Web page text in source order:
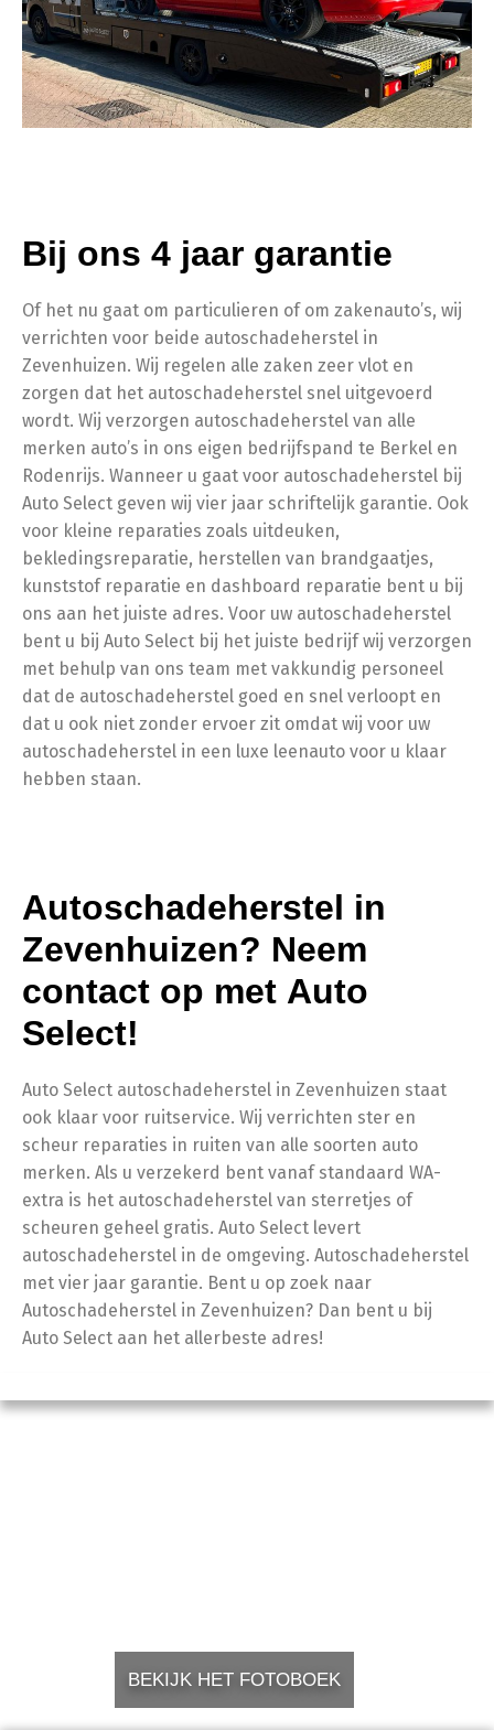
Bij ons 4 jaar garantie
Of het nu gaat om particulieren of om zakenauto’s, wij
verrichten voor beide autoschadeherstel in
Zevenhuizen. Wij regelen alle zaken zeer vlot en
zorgen dat het autoschadeherstel snel uitgevoerd
wordt. Wij verzorgen autoschadeherstel van alle
merken auto’s in ons eigen bedrijfspand te Berkel en
Rodenrijs. Wanneer u gaat voor autoschadeherstel bij
Auto Select geven wij vier jaar schriftelijk garantie. Ook
voor kleine reparaties zoals uitdeuken,
bekledingsreparatie, herstellen van brandgaatjes,
kunststof reparatie en dashboard reparatie bent u bij
ons aan het juiste adres. Voor uw autoschadeherstel
bent u bij Auto Select bij het juiste bedrijf wij verzorgen
met behulp van ons team met vakkundig personeel
dat de autoschadeherstel goed en snel verloopt en
dat u ook niet zonder ervoer zit omdat wij voor uw
autoschadeherstel in een luxe leenauto voor u klaar
hebben staan.
Autoschadeherstel in
Zevenhuizen? Neem
contact op met Auto
Select!
Auto Select autoschadeherstel in Zevenhuizen staat
ook klaar voor ruitservice. Wij verrichten ster en
scheur reparaties in ruiten van alle soorten auto
merken. Als u verzekerd bent vanaf standaard WA-
extra is het autoschadeherstel van sterretjes of
scheuren geheel gratis. Auto Select levert
autoschadeherstel in de omgeving. Autoschadeherstel
met vier jaar garantie. Bent u op zoek naar
Autoschadeherstel in Zevenhuizen? Dan bent u bij
Auto Select aan het allerbeste adres!
BEKIJK HET FOTOBOEK